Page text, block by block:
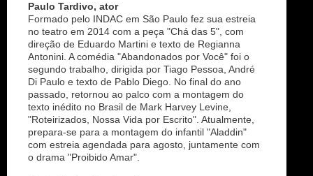
Paulo Tardivo, ator
Formado pelo INDAC em São Paulo fez sua estreia
no teatro em 2014 com a peça "Chá das 5", com
direção de Eduardo Martini e texto de Regianna
Antonini. A comédia "Abandonados por Você" foi o
segundo trabalho, dirigida por Tiago Pessoa, André
Di Paulo e texto de Pablo Diego. No final do ano
passado, retornou ao palco com a montagem do
texto inédito no Brasil de Mark Harvey Levine,
"Roteirizados, Nossa Vida por Escrito". Atualmente,
prepara-se para a montagem do infantil "Aladdin"
com estreia agendada para agosto, juntamente com
o drama "Proibido Amar".